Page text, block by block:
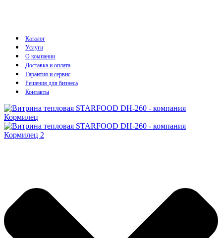
Каталог
Услуги
О компании
Доставка и оплата
Гарантия и сервис
Решения для бизнеса
Контакты